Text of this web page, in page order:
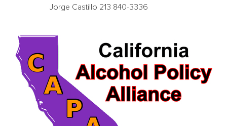
Jorge Castillo 213 840-3336